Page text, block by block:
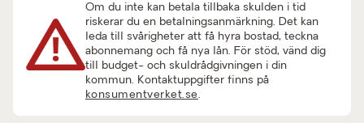
Om du inte kan betala tillbaka skulden i tid
riskerar du en betalningsanmärkning. Det kan
leda till svårigheter att få hyra bostad, teckna
abonnemang och få nya lån. För stöd, vänd dig
till budget- och skuldrådgivningen i din
kommun. Kontaktuppgifter finns på
konsumentverket.se.